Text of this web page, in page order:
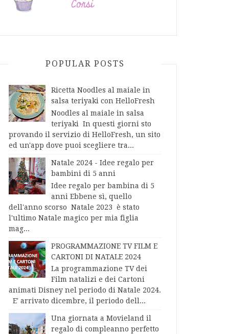
POPULAR POSTS
Ricetta Noodles al maiale in
salsa teriyaki con HelloFresh
Noodles al maiale in salsa
teriyaki In questi giorni sto
provando il servizio di HelloFresh, un sito
ed un'app dove puoi scegliere tra...
Natale 2024 - Idee regalo per
bambini di 5 anni
Idee regalo per bambina di 5
anni Ebbene sì, quello
dell'anno scorso Natale 2023 è stato
l'ultimo Natale magico per mia figlia
mag...
PROGRAMMAZIONE TV FILM E
CARTONI DI NATALE 2024
La programmazione TV dei
Film natalizi e dei Cartoni
animati Disney nel periodo di Natale 2024.
E' arrivato dicembre, il periodo dell...
Una giornata a Movieland il
regalo di compleanno perfetto